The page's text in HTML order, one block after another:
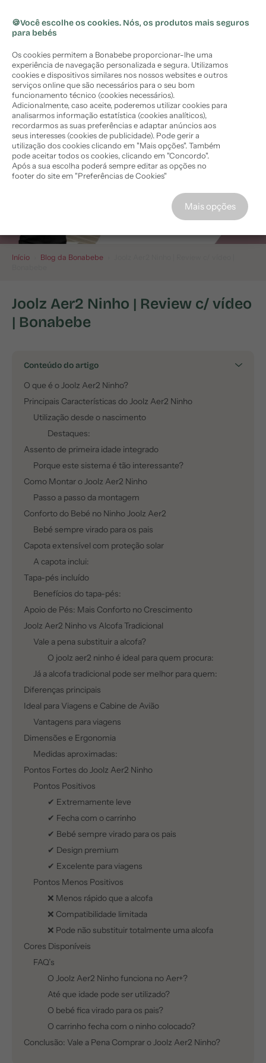
Continental)
Início Blog da Bonabebe
Joolz Aer2 Ninho | Review c/ vídeo
| Bonabebe
Conteúdo do artigo
O que é o Joolz Aer2 Ninho?
Principais Características do Joolz Aer2 Ninho
Utilização desde o nascimento
Destaques:
Assento de primeira idade integrado
Porque este sistema é tão interessante?
Como Montar o Joolz Aer2 Ninho
Passo a passo da montagem
Conforto do Bebé no Ninho Joolz Aer2
Bebé sempre virado para os pais
Capota extensível com proteção solar
A capota inclui:
Tapa-pés incluído
Benefícios do tapa-pés:
Apoio de Pés: Mais Conforto no Crescimento
Joolz Aer2 Ninho vs Alcofa Tradicional
Vale a pena substituir a alcofa?
O joolz aer2 ninho é ideal para quem procura:
Já a alcofa tradicional pode ser melhor para quem:
Diferenças principais
Ideal para Viagens e Cabine de Avião
Vantagens para viagens
Dimensões e Ergonomia
Medidas aproximadas:
Pontos Fortes do Joolz Aer2 Ninho
Pontos Positivos
✔ Extremamente leve
✔ Fecha com o carrinho
✔ Bebé sempre virado para os pais
✔ Design premium
✔ Excelente para viagens
Pontos Menos Positivos
❌ Menos rápido que a alcofa
❌ Compatibilidade limitada
❌ Pode não substituir totalmente uma alcofa
Cores Disponíveis
FAQ’s
O Joolz Aer2 Ninho funciona no Aer+?
Até que idade pode ser utilizado?
O bebé fica virado para os pais?
O carrinho fecha com o ninho colocado?
Conclusão: Vale a Pena Comprar o Joolz Aer2 Ninho?
descontona sua compra
🍪Você escolhe os cookies. Nós, os produtos mais seguros
para bebés
Os cookies permitem a Bonabebe proporcionar-lhe uma
experiência de navegação personalizada e segura. Utilizamos
cookies e dispositivos similares nos nossos websites e outros
serviços online que são necessários para o seu bom
funcionamento técnico (cookies necessários).
Adicionalmente, caso aceite, poderemos utilizar cookies para
analisarmos informação estatística (cookies analíticos),
recordarmos as suas preferências e adaptar anúncios aos
seus interesses (cookies de publicidade). Pode gerir a
utilização dos cookies clicando em "Mais opções". Também
pode aceitar todos os cookies, clicando em "Concordo".
Após a sua escolha poderá sempre editar as opções no
footer do site em "Preferências de Cookies"
Mais opções